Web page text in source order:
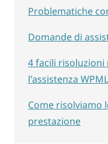
Problematiche
Domande di
4 facili
l'assistenza WPML
Come risolviamo
prestazione